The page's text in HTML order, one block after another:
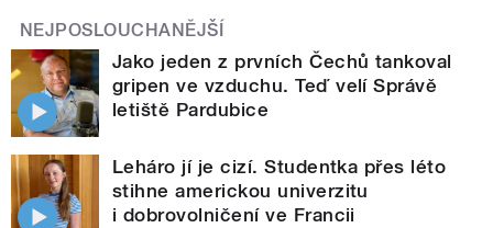
NEJPOSLOUCHANĚJŠÍ
Jako jeden z prvních Čechů tankoval
gripen ve vzduchu. Teď velí Správě
letiště Pardubice
Leháro jí je cizí. Studentka přes léto
stihne americkou univerzitu
i dobrovolničení ve Francii